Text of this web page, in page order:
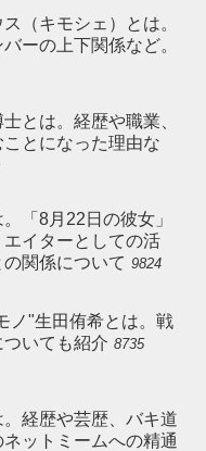
（キモシェ）とは。
ーの上下関係など。
士とは。経歴や職業、
とになった理由な
「8月22日の彼女」
イターとしての活
関係について 9824
ノ"生田侑希とは。戦
いても紹介 8735
経歴や芸歴、バキ道
ットミームへの精通